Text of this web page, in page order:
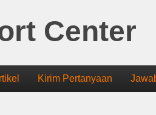
Center
Kirim Pertanyaan